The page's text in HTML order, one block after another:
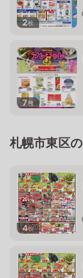
2枚
7枚
札幌市東区
4枚